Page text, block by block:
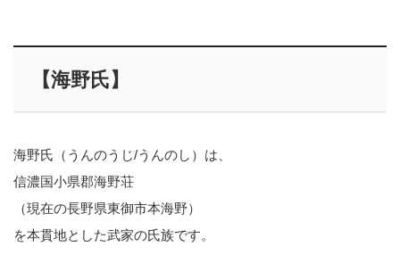
【海野氏】
海野氏（うんのうじ/うんのし）は、
信濃国小県郡海野荘
（現在の長野県東御市本海野）
を本貫地とした武家の氏族です。